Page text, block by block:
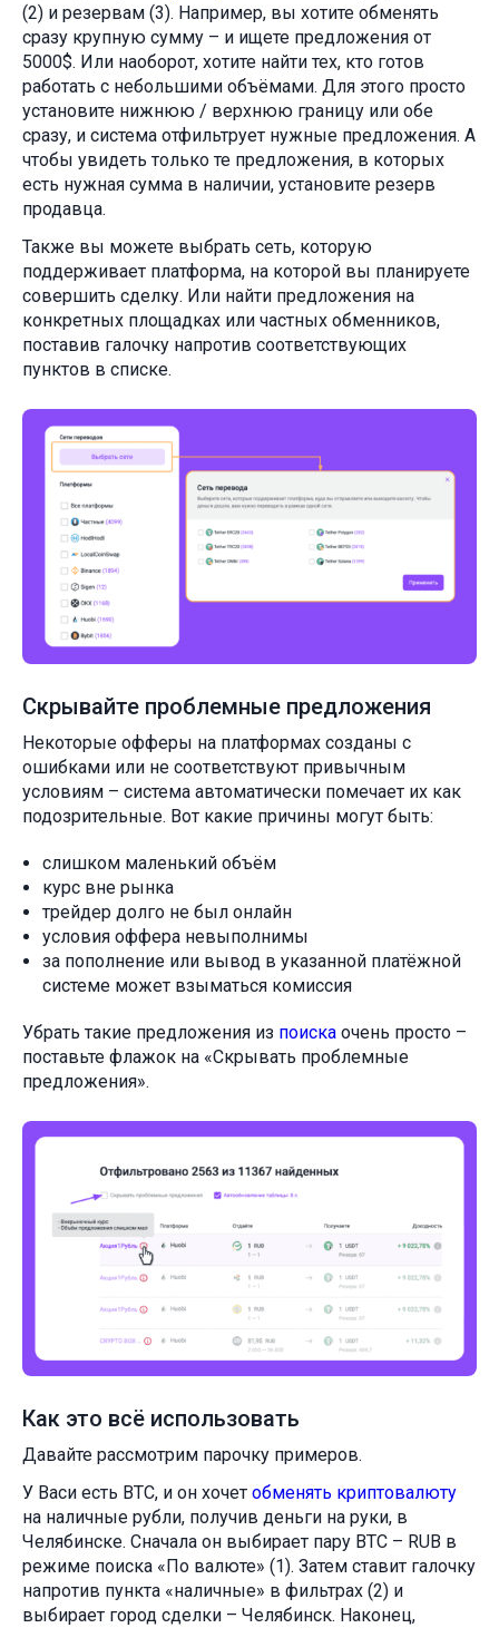
(2) и резервам (3). Например, вы хотите обменять
сразу крупную сумму – и ищете предложения от
5000$. Или наоборот, хотите найти тех, кто готов
работать с небольшими объёмами. Для этого просто
установите нижнюю / верхнюю границу или обе
сразу, и система отфильтрует нужные предложения. А
чтобы увидеть только те предложения, в которых
есть нужная сумма в наличии, установите резерв
продавца.
Также вы можете выбрать сеть, которую
поддерживает платформа, на которой вы планируете
совершить сделку. Или найти предложения на
конкретных площадках или частных обменников,
поставив галочку напротив соответствующих
пунктов в списке.
Скрывайте проблемные предложения
Некоторые офферы на платформах созданы с
ошибками или не соответствуют привычным
условиям – система автоматически помечает их как
подозрительные. Вот какие причины могут быть:
слишком маленький объём
курс вне рынка
трейдер долго не был онлайн
условия оффера невыполнимы
за пополнение или вывод в указанной платёжной
системе может взыматься комиссия
Убрать такие предложения из поиска очень просто –
поставьте флажок на «Скрывать проблемные
предложения».
Как это всё использовать
Давайте рассмотрим парочку примеров.
У Васи есть BTC, и он хочет обменять криптовалюту
на наличные рубли, получив деньги на руки, в
Челябинске. Сначала он выбирает пару BTC – RUB в
режиме поиска «По валюте» (1). Затем ставит галочку
напротив пункта «наличные» в фильтрах (2) и
выбирает город сделки – Челябинск. Наконец,